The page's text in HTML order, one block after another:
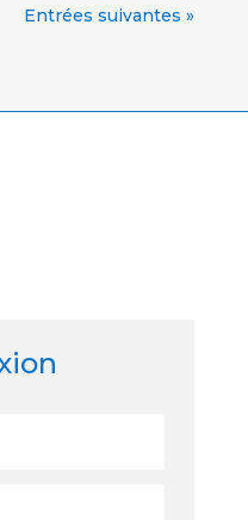
Entrées suivantes »